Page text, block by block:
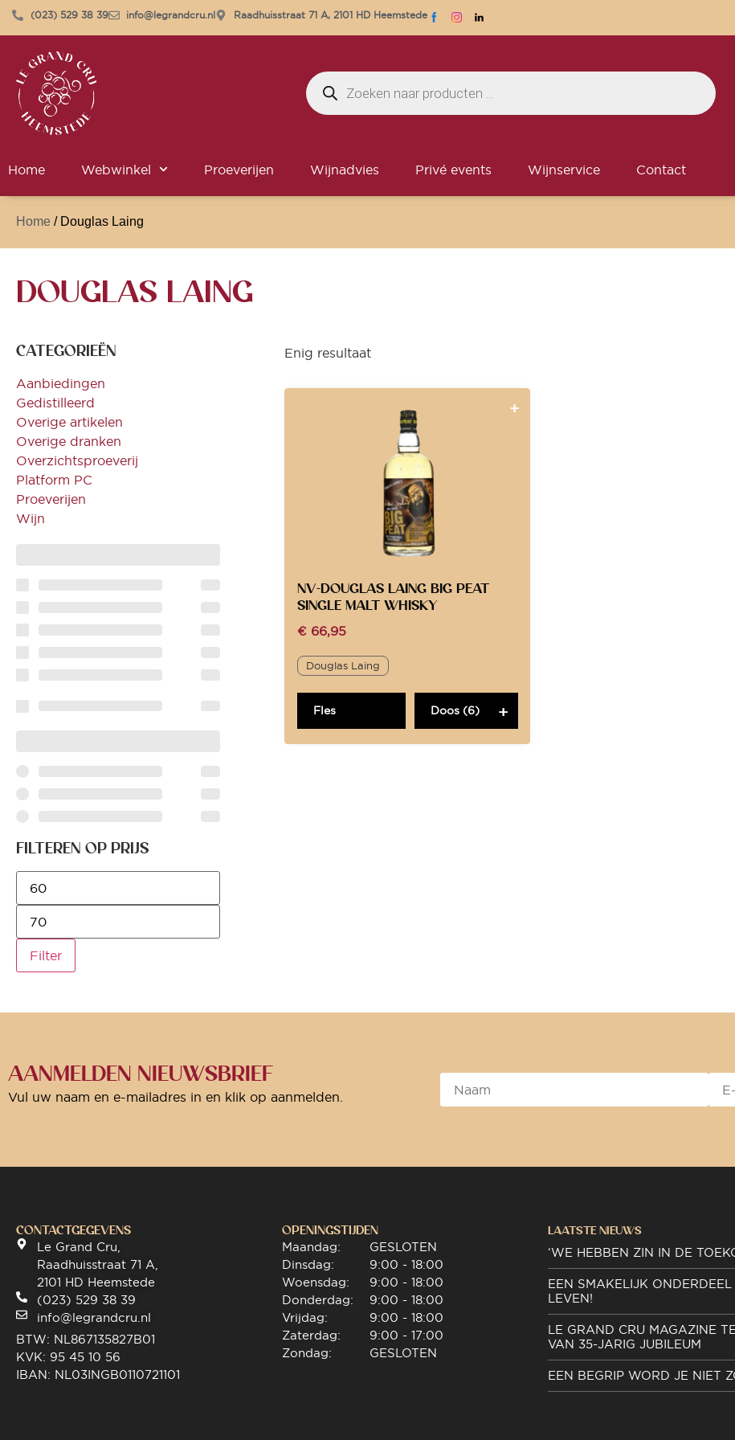
(023) 529 38 39 info@legrandcru.nl Raadhuisstraat 71 A, 2101 HD Heemstede
Home Webwinkel Proeverijen Wijnadvies Privé events Wijnservice Contact
Home / Douglas Laing
DOUGLAS LAING
CATEGORIEËN
Aanbiedingen
Gedistilleerd
Overige artikelen
Overige dranken
Overzichtsproeverij
Platform PC
Proeverijen
Wijn
FILTEREN OP PRIJS
Filter
Enig resultaat
NV-DOUGLAS LAING BIG PEAT
SINGLE MALT WHISKY
€66,95
Douglas Laing
Fles Doos (6)
AANMELDEN NIEUWSBRIEF
Vul uw naam en e-mailadres in en klik op aanmelden.
CONTACTGEGEVENS
Le Grand Cru,
Raadhuisstraat 71 A,
2101 HD Heemstede
(023) 529 38 39
info@legrandcru.nl
BTW: NL867135827B01
KVK: 95 45 10 56
IBAN: NL03INGB0110721101
OPENINGSTIJDEN
Maandag:
Dinsdag:
Woensdag:
Donderdag:
Vrijdag:
Zaterdag:
Zondag:
GESLOTEN
9:00 - 18:00
9:00 - 18:00
9:00 - 18:00
9:00 - 18:00
9:00 - 17:00
GESLOTEN
LAATSTE NIEUWS
‘WE HEBBEN ZIN IN DE
EEN SMAKELIJK
LEVEN!
LE GRAND CRU MAGAZINE
VAN 35-JARIG JUBILEUM
EEN BEGRIP WORD JE NIET